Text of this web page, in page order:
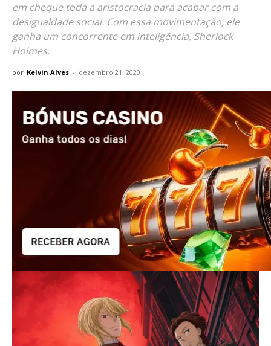
em cheque toda a aristocracia para acabar com a
desigualdade social. Com essa movimentação, ele
ganha um concorrente em inteligência, Sherlock
Holmes.
por Kelvin Alves - dezembro 21, 2020